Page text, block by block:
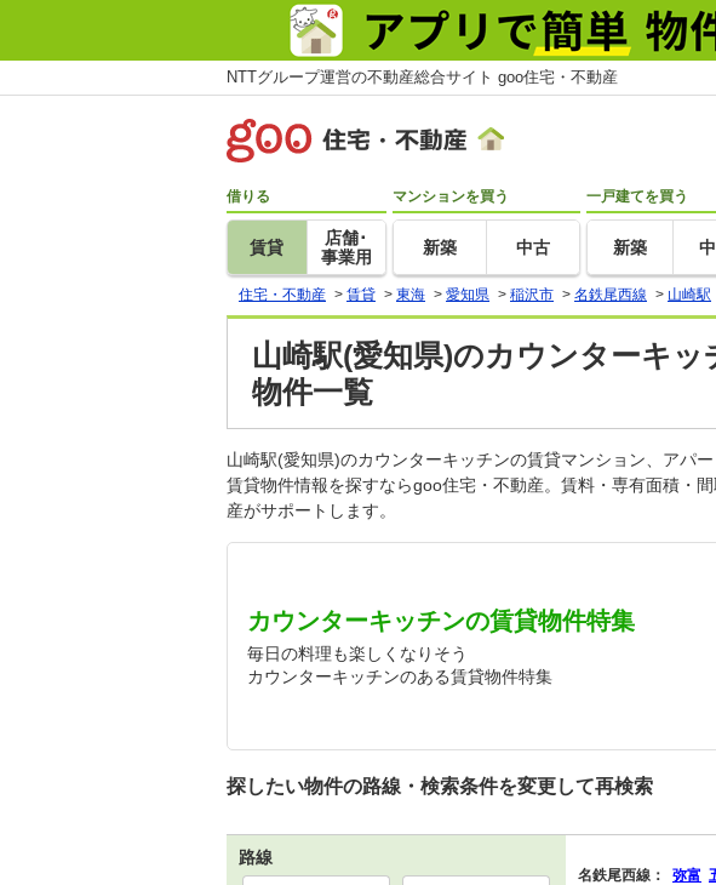
NTTグループ運営の不動産総合サイト goo住宅・不動産
借りる
賃貸
店舗･
事業用
マンションを買う
新築 中古
一戸建てを買う
新築
住宅・不動産 > 賃貸 > 東海 > 愛知県 > 稲沢市 > 名鉄尾西線 > 山崎駅
山崎駅(愛知県)のカウンターキ
物件一覧
山崎駅(愛知県)のカウンターキッチンの賃貸マンション、アパ
賃貸物件情報を探すならgoo住宅・不動産。賃料・専有面積・
産がサポートします。
カウンターキッチンの賃貸物件特集
毎日の料理も楽しくなりそう
カウンターキッチンのある賃貸物件特集
探したい物件の路線・検索条件を変更して再検索
路線
名鉄尾西線： 弥富